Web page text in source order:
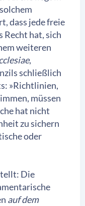
dass jede freie
Recht hat, sich
weiteren
,
schließlich
»Richtlinien,
müssen
hat nicht
zu sichern
oder
Die
auf dem